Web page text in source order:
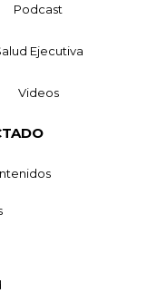
Podcast
Ejecutiva
Videos